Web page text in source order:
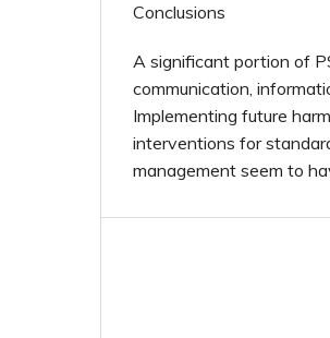
Conclusions
A significant portion of
communication,
Implementing future
interventions for
management seem to